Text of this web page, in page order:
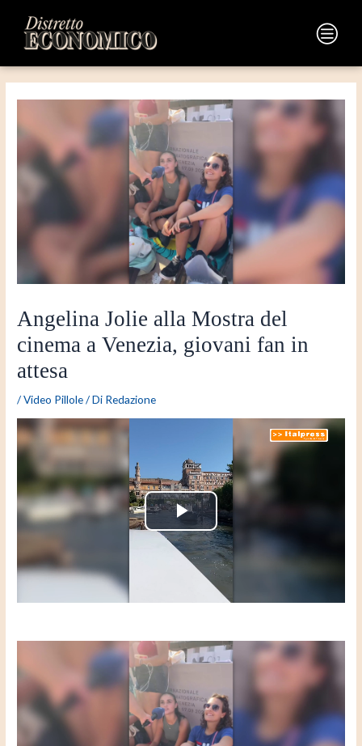
contenuto
Main
Menu
Angelina Jolie alla Mostra del
cinema a Venezia, giovani fan in
attesa
/Video Pillole/ Di Redazione
P
l
a
y
i
articoli